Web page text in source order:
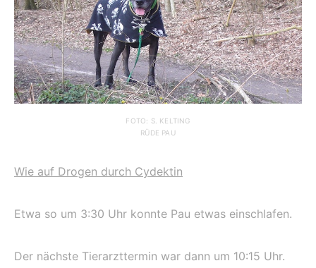
FOTO: S. KELTING
RÜDE PAU
Wie auf Drogen durch Cydektin
Etwa so um 3:30 Uhr konnte Pau etwas einschlafen.
Der nächste Tierarzttermin war dann um 10:15 Uhr.